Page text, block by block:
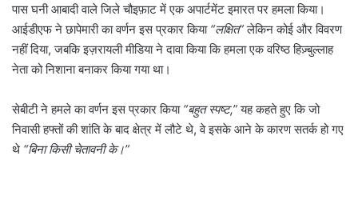
पास घनी आबादी वाले जिले चौइफ़ाट में एक अपार्टमेंट इमारत पर हमला किया।
आईडीएफ ने छापेमारी का वर्णन इस प्रकार किया “लक्षित”लेकिन कोई और विवरण
नहीं दिया, जबकि इज़रायली मीडिया ने दावा किया कि हमला एक वरिष्ठ हिज़्बुल्लाह
नेता को निशाना बनाकर किया गया था।
सेबीटी ने हमले का वर्णन इस प्रकार किया “बहुत स्पष्ट,”यह कहते हुए कि जो
निवासी हफ्तों की शांति के बाद क्षेत्र में लौटे थे, वे इसके आने के कारण सतर्क हो गए
थे “बिना किसी चेतावनी के।”